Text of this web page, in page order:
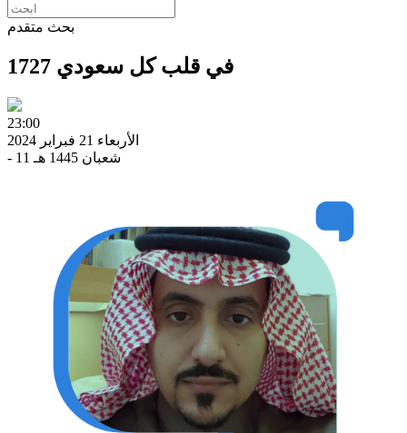
بحث متقدم
1727 في قلب كل سعودي
23:00
الأربعاء 21 فبراير 2024
- 11 شعبان 1445 هـ